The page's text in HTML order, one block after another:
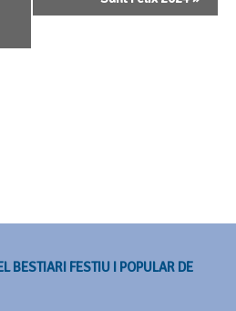
BESTIARI FESTIU I POPULAR DE